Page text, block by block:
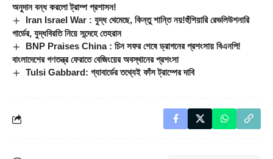
অনুদান বন্ধ করলো ট্রাম্প প্রশাসন!
Iran Israel War : যুদ্ধ থেমেছে, কিন্তু শান্তি নয়!হুঁশিয়ারি রেভলিউশনারি
গার্ডের, যুদ্ধবিরতি নিয়ে সন্দেহে তেহরান
BNP Praises China : চিন সফর শেষে ড্রাগনের প্রশংসায় বিএনপি!
বাংলাদেশের গণতন্ত্র ফেরাতে বেজিংয়ের অবস্থানের প্রশংসা
Tulsi Gabbard: গ্যাবার্ডের তথ্যেই ফাঁস ট্রাম্পের দাবি